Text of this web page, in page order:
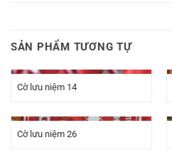
SẢN PHẨM TƯƠNG TỰ
Cờ lưu niệm 14
Cờ lưu niệm 26